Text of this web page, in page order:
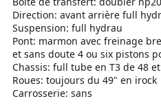
Direction: avant arrière full
Suspension: full hydrau
Pont: marmon avec freinage
et sans doute 4 ou six pistons
Chassis: full tube en T3 de 48
Roues: toujours du 49" en irock
Carrosserie: sans